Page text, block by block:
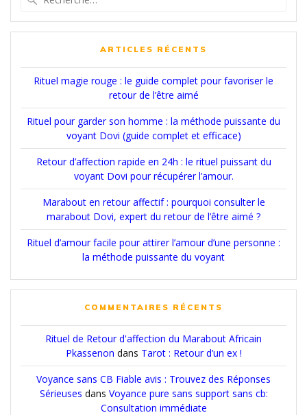
:
ARTICLES RÉCENTS
Rituel magie rouge : le guide complet pour favoriser le
retour de l’être aimé
Rituel pour garder son homme : la méthode puissante du
voyant Dovi (guide complet et efficace)
Retour d’affection rapide en 24h : le rituel puissant du
voyant Dovi pour récupérer l’amour.
Marabout en retour affectif : pourquoi consulter le
marabout Dovi, expert du retour de l’être aimé ?
Rituel d’amour facile pour attirer l’amour d’une personne :
la méthode puissante du voyant
COMMENTAIRES RÉCENTS
Rituel de Retour d'affection du Marabout Africain
Pkassenon dans Tarot : Retour d’un ex !
Voyance sans CB Fiable avis : Trouvez des Réponses
Sérieuses dans Voyance pure sans support sans cb:
Consultation immédiate